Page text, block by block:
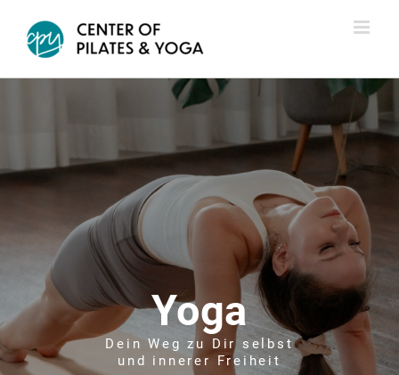
Inhalt
springen
Yoga
Dein Weg zu Dir selbst
und innerer Freiheit